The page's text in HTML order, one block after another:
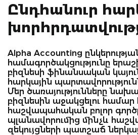
Ընդհանուր
Alpha Accounting
համագործակցությունը
բիզնեսի ֆինանսական
հարկային
Մեր ծառայությունները
բիզնեսին աջակցելու համար
հաշվապահական բոլոր
պլանավորումից մինչև
զեկույցների պատշաճ